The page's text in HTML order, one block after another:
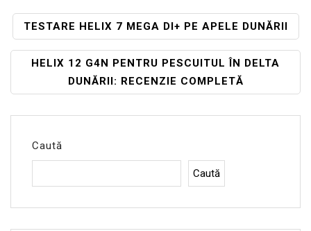
Navigare
În
Articole
TESTARE HELIX 7 MEGA DI+ PE APELE DUNĂRII
HELIX 12 G4N PENTRU PESCUITUL ÎN DELTA
DUNĂRII: RECENZIE COMPLETĂ
Caută
Caută